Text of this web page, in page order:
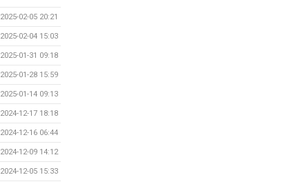
2025-02-05 20:21
2025-02-04 15:03
2025-01-31 09:18
2025-01-28 15:59
2025-01-14 09:13
2024-12-17 18:18
2024-12-16 06:44
2024-12-09 14:12
2024-12-05 15:33